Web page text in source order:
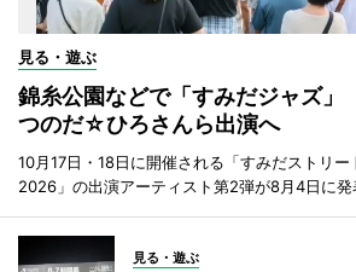
見る・遊ぶ
錦糸公園などで「すみだジャズ」
つのだ☆ひろさんら出演へ
10月17日・18日に開催される「すみだストリ
2026」の出演アーティスト第2弾が8月4日に発
見る・遊ぶ